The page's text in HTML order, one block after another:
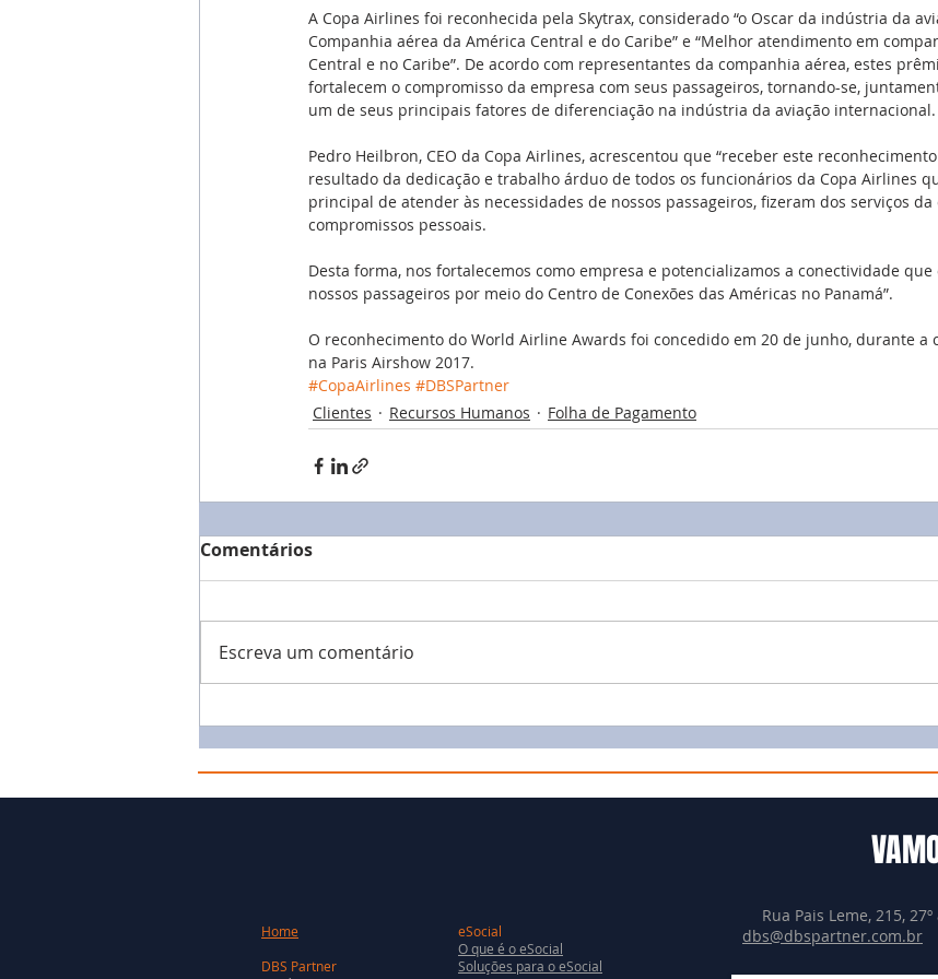
A Copa Airlines foi reconhecida pela Skytrax, considerado “o Oscar da indústria da
Companhia aérea da América Central e do Caribe” e “Melhor atendimento em
Central e no Caribe”. De acordo com representantes da companhia aérea, estes
fortalecem o compromisso da empresa com seus passageiros, tornando-se,
um de seus principais fatores de diferenciação na indústria da aviação internacional.
Pedro Heilbron, CEO da Copa Airlines, acrescentou que “receber este
resultado da dedicação e trabalho árduo de todos os funcionários da Copa Airlines
principal de atender às necessidades de nossos passageiros, fizeram dos serviços
compromissos pessoais.
Desta forma, nos fortalecemos como empresa e potencializamos a conectividade que
nossos passageiros por meio do Centro de Conexões das Américas no Panamá”.
O reconhecimento do World Airline Awards foi concedido em 20 de junho, durante a
na Paris Airshow 2017.
#CopaAirlines #DBSPartner
Clientes
Recursos Humanos Folha de Pagamento
Comentários
Escreva um comentário
Home
DBS Partner
eSocial
O que é o eSocial
Soluções para o eSocial
Rua Pais Leme, 215,
dbs@dbspartner.com.br